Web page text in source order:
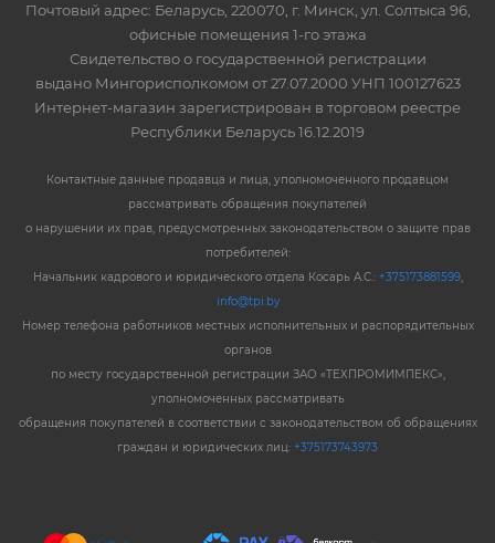
Почтовый адрес: Беларусь, 220070, г. Минск, ул. Солтыса 96,
офисные помещения 1-го этажа
Свидетельство о государственной регистрации
выдано Мингорисполкомом от 27.07.2000 УНП 100127623
Интернет-магазин зарегистрирован в торговом реестре
Республики Беларусь 16.12.2019
Контактные данные продавца и лица, уполномоченного продавцом
рассматривать обращения покупателей
о нарушении их прав, предусмотренных законодательством о защите прав
потребителей:
Начальник кадрового и юридического отдела Косарь А.С.: +375173881599,
info@tpi.by
Номер телефона работников местных исполнительных и распорядительных
органов
по месту государственной регистрации ЗАО «ТЕХПРОМИМПЕКС»,
уполномоченных рассматривать
обращения покупателей в соответствии с законодательством об обращениях
граждан и юридических лиц: +375173743973